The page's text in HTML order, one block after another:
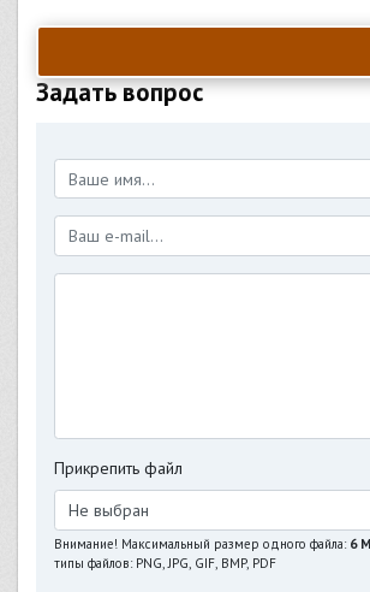
Задать вопрос
Прикрепить файл
Не выбран
Внимание! Максимальный размер одного файла: 6
типы файлов: PNG, JPG, GIF, BMP, PDF